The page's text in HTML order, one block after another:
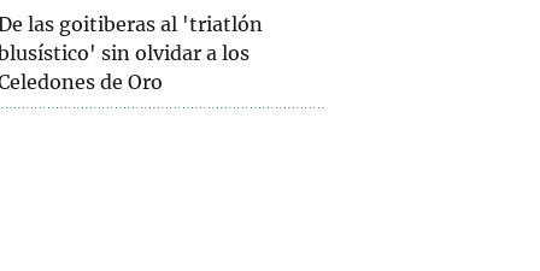
las goitiberas al 'triatlón
sin olvidar a los
de Oro